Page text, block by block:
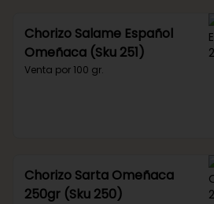
Chorizo Salame Español
Omeñaca (Sku 251)
Venta por 100 gr.
Chorizo Sarta Omeñaca
250gr (Sku 250)